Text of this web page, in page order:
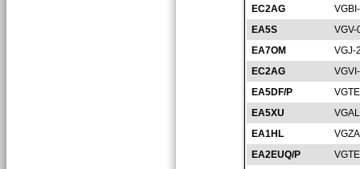
EC2AG
EA5S
VGV-
EA7OM
VGJ-
EC2AG
EA5DF/P
EA5XU
EA1HL
EA2EUQ/P